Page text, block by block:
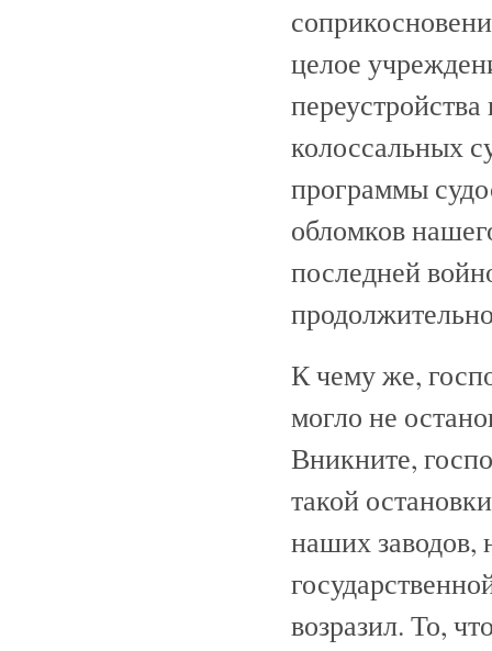
целое
колоссальных
программы
обломков
последней
К чему же,
могло не
Вникните,
такой
наших заводов,
возразил. То,